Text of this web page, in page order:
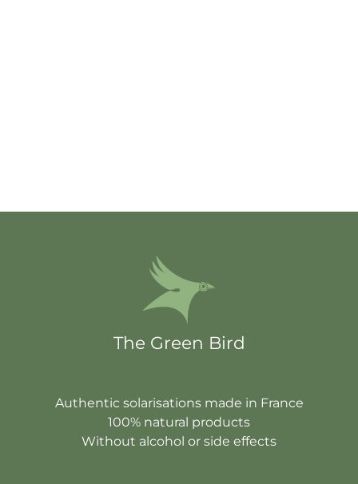
The Green Bird
Authentic solarisations made in France
100% natural products
Without alcohol or side effects